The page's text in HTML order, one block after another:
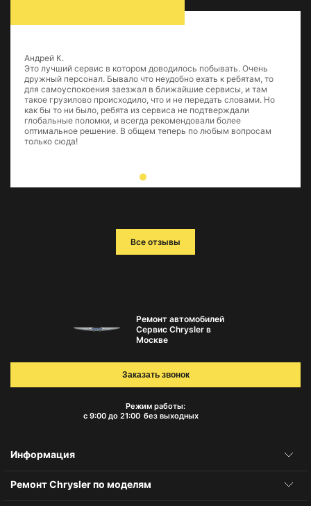
Андрей К.
Это лучший сервис в котором доводилось побывать. Очень
дружный персонал. Бывало что неудобно ехать к ребятам, то
для самоуспокоения заезжал в ближайшие сервисы, и там
такое грузилово происходило, что и не передать словами. Но
как бы то ни было, ребята из сервиса не подтверждали
глобальные поломки, и всегда рекомендовали более
оптимальное решение. В общем теперь по любым вопросам
только сюда!
Все отзывы
Ремонт автомобилей
Сервис Chrysler в
Москве
Режим работы:
с 9:00 до 21:00 без выходных
Заказать звонок
Информация
Ремонт Chrysler по моделям